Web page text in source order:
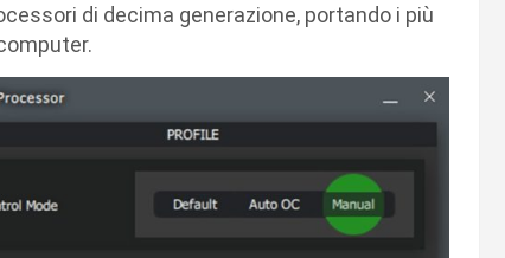
di decima generazione, portando i più